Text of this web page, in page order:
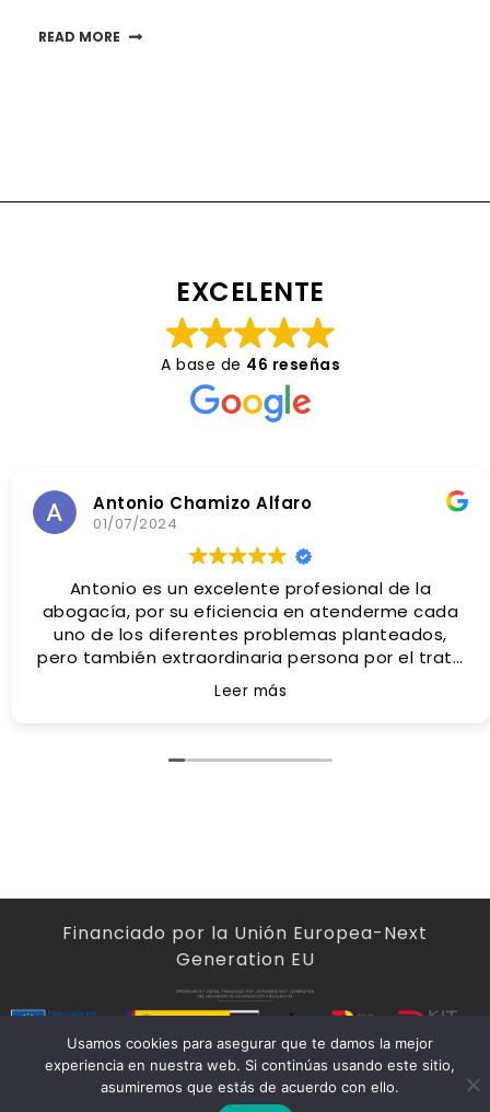
READ MORE
EXCELENTE
A base de 46 reseñas
Antonio Chamizo Alfaro
01/07/2024
Antonio es un excelente profesional de la
abogacía, por su eficiencia en atenderme cada
uno de los diferentes problemas planteados,
pero también extraordinaria persona por el trato
tan humano recibido de ahí que sea mi asesor
personal.
Leer más
Financiado por la Unión Europea-Next
Generation EU
2024 - Antonio Vasco Gómez
Usamos cookies para asegurar que te damos la mejor
experiencia en nuestra web. Si continúas usando este sitio,
asumiremos que estás de acuerdo con ello.